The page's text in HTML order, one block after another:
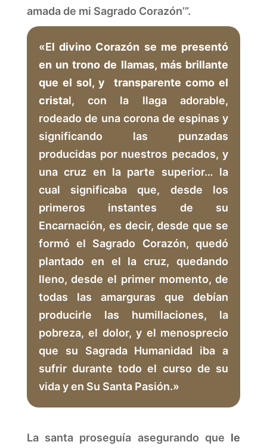
amada de mi Sagrado Corazón’”.
«El divino Corazón se me presentó
en un trono de llamas, más brillante
que el sol, y transparente como el
cristal, con la llaga adorable,
rodeado de una corona de espinas y
significando las punzadas
producidas por nuestros pecados, y
una cruz en la parte superior… la
cual significaba que, desde los
primeros instantes de su
Encarnación, es decir, desde que se
formó el Sagrado Corazón, quedó
plantado en el la cruz, quedando
lleno, desde el primer momento, de
todas las amarguras que debían
producirle las humillaciones, la
pobreza, el dolor, y el menosprecio
que su Sagrada Humanidad iba a
sufrir durante todo el curso de su
vida y en Su Santa Pasión.»
La santa proseguía asegurando que le